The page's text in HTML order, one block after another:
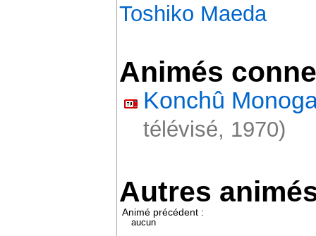
Toshiko Maeda
Animés
Konchû
télévisé, 1970)
Autres
Animé précédent :
aucun